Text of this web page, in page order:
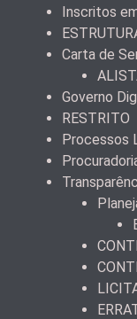
Inscritos
Carta de
Governo
RESTRITO
Processos